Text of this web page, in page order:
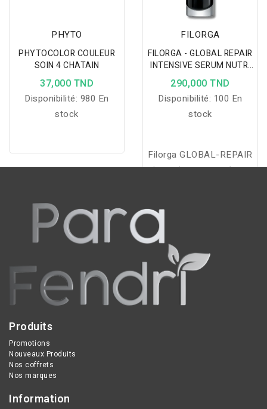
PHYTO
PHYTOCOLOR COULEUR
SOIN 4 CHATAIN
37,000 TND
Disponibilité: 980 En
stock
FILORGA
FILORGA - GLOBAL REPAIR
INTENSIVE SERUM NUTRI
JEUNESSE 30 ML
290,000 TND
Disponibilité: 100 En
stock
Filorga GLOBAL-REPAIR
Intensive est un sérum
nourrit et corrige tous les
vieillissement cutané.
Produits
Promotions
Nouveaux Produits
Nos coffrets
Nos marques
Information